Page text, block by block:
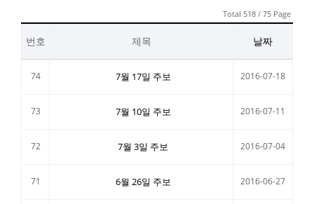
Total 518 / 75 Page
번호 제목 날짜
74 7월 17일 주보 2016-07-18
73 7월 10일 주보 2016-07-11
72 7월 3일 주보 2016-07-04
71 6월 26일 주보 2016-06-27